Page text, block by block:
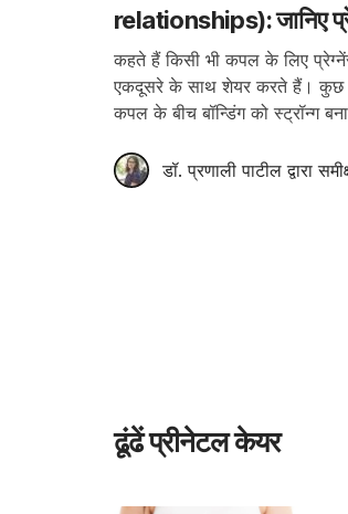
relationships): जानिए
लिए 5 बातें!
कहते हैं किसी भी कपल के लिए
एकदूसरे के साथ शेयर करते हैं। कुछ
कपल के बीच बॉन्डिंग को स्ट्रॉन्ग
डॉ. प्रणाली पाटील द्वारा
ढूंढें प्रीनेटल केयर